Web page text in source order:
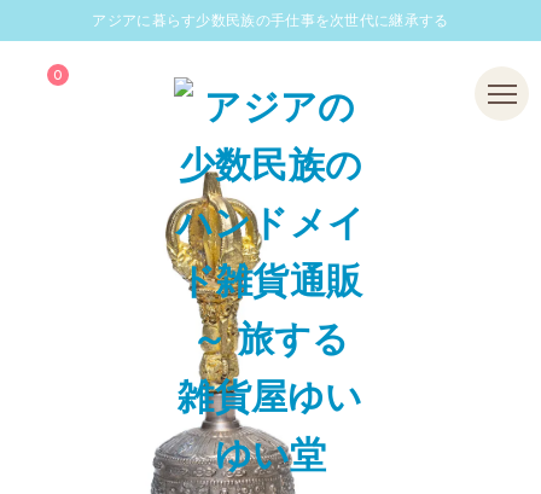
アジアに暮らす少数民族の手仕事を次世代に継承する
0 Menu